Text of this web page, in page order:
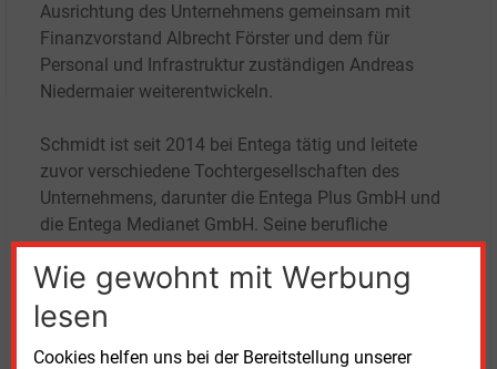
Wie gewohnt mit Werbung
lesen
Cookies helfen uns bei der Bereitstellung unserer
Ausrichtung des Unternehmens gemeinsam mit
Finanzvorstand Albrecht Förster und dem für
Personal und Infrastruktur zuständigen Andreas
Niedermaier weiterentwickeln.
Schmidt ist seit 2014 bei Entega tätig und leitete
zuvor verschiedene Tochtergesellschaften des
Unternehmens, darunter die Entega Plus GmbH und
die Entega Medianet GmbH. Seine berufliche
Laufbahn begann er als Unternehmensberater und
war später in leitenden Funktionen bei der Mainova